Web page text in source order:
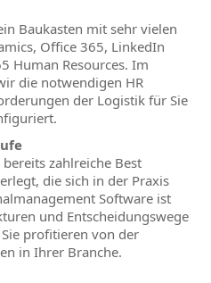
Baukasten mit sehr vielen
Office 365, LinkedIn
Human Resources. Im
die notwendigen HR
der Logistik für Sie
zahlreiche Best
die sich in der Praxis
Software ist
und Entscheidungswege
profitieren von der
in Ihrer Branche.